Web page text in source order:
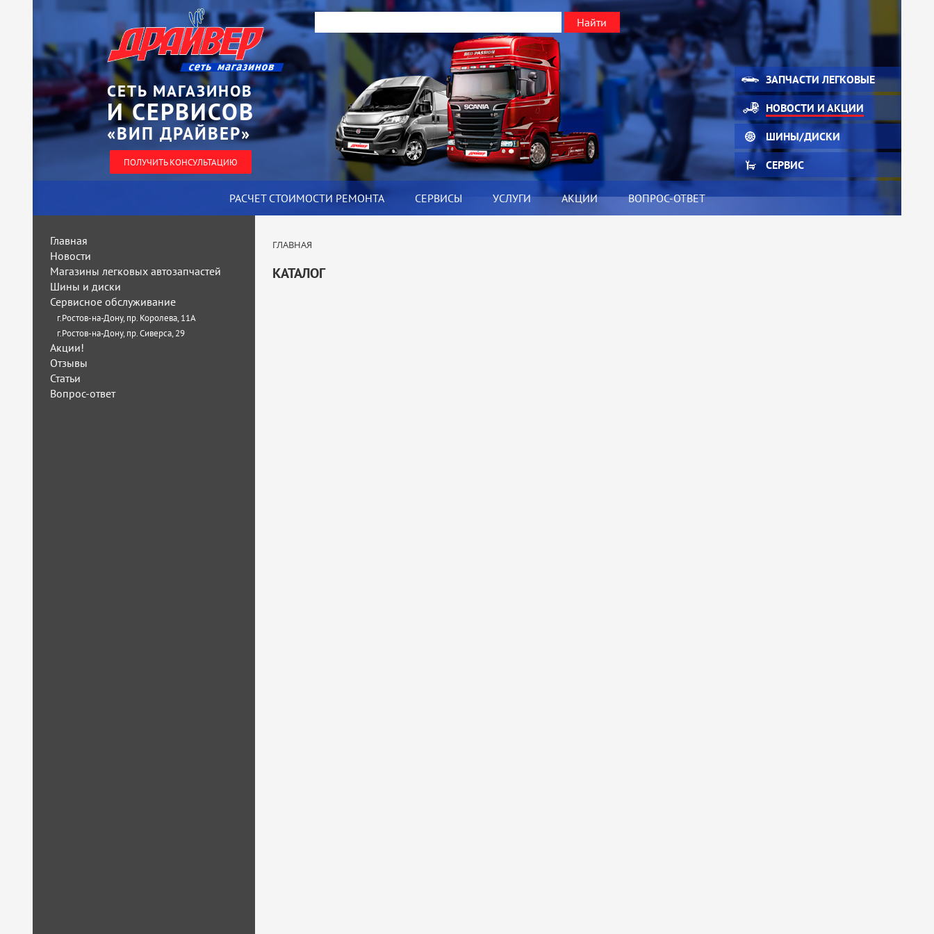
СЕТЬ МАГАЗИНОВ
И СЕРВИСОВ
«ВИП ДРАЙВЕР»
ПОЛУЧИТЬ КОНСУЛЬТАЦИЮ
ЗАПЧАСТИ ЛЕГКОВЫЕ
НОВОСТИ И АКЦИИ
ШИНЫ/ДИСКИ
СЕРВИС
РАСЧЕТ СТОИМОСТИ РЕМОНТА СЕРВИСЫ УСЛУГИ АКЦИИ ВОПРОС-ОТВЕТ
Главная
Новости
Магазины легковых автозапчастей
Шины и диски
Сервисное обслуживание
г.Ростов-на-Дону, пр. Королева, 11А
г.Ростов-на-Дону, пр. Сиверса, 29
Акции!
Отзывы
Статьи
Вопрос-ответ
ГЛАВНАЯ
КАТАЛОГ